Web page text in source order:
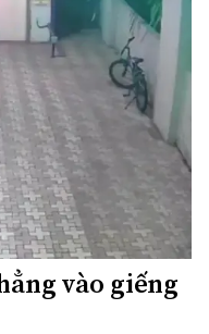
vào giếng